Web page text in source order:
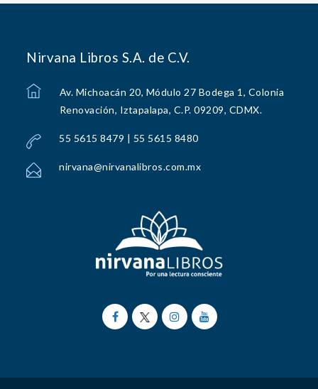
Nirvana Libros S.A. de C.V.
Av. Michoacán 20, Módulo 27 Bodega 1, Colonia
Renovación, Iztapalapa, C.P. 09209, CDMX.
55 5615 8479 | 55 5615 8480
nirvana@nirvanalibros.com.mx